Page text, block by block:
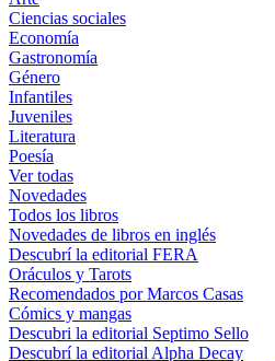
Ciencias sociales
Economía
Gastronomía
Género
Infantiles
Juveniles
Literatura
Poesía
Ver todas
Novedades
Todos los libros
Novedades de libros en inglés
Descubrí la editorial FERA
Oráculos y Tarots
Recomendados por Marcos Casas
Cómics y mangas
Descubri la editorial Septimo Sello
Descubrí la editorial Alpha Decay